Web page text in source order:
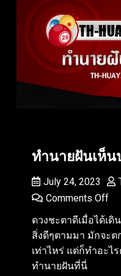
ทำนายฝันเห็น
July 24, 2023
Comments Off
ดวงชะตาดีเมื่อได้เ
สิ่งดีๆตามมา มักจะ
เท่าไหร่ แต่ก็ทำอะ
ทำนายฝันที่นี่